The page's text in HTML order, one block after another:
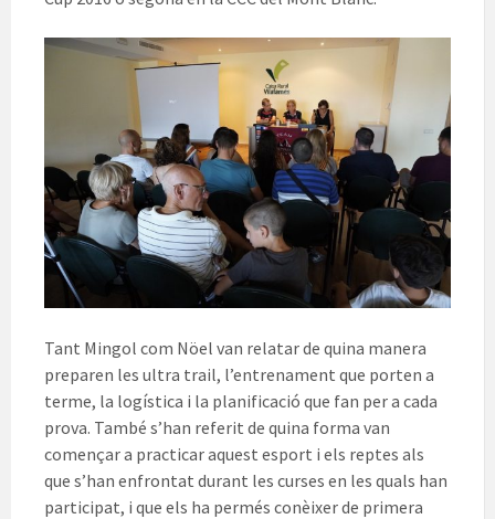
Tant Mingol com Nöel van relatar de quina manera
preparen les ultra trail, l’entrenament que porten a
terme, la logística i la planificació que fan per a cada
prova. També s’han referit de quina forma van
començar a practicar aquest esport i els reptes als
que s’han enfrontat durant les curses en les quals han
participat, i que els ha permés conèixer de primera